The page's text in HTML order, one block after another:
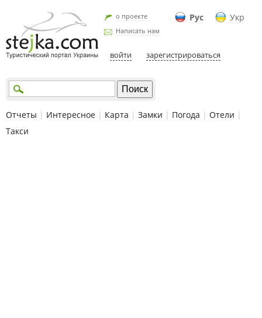
Рус Укр
о проекте
Написать нам
войти зарегистрироваться
Отчеты | Интересное | Карта | Замки | Погода | Отели |
Такси